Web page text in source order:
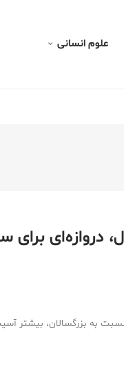
علوم انسانی
دروازه‌ای برای
نسبت به بزرگسالان، بیشتر